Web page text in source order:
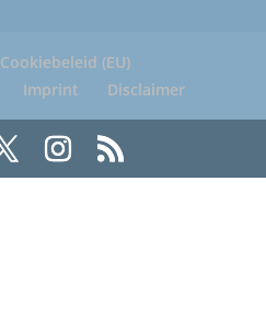
Cookiebeleid (EU)
Imprint Disclaimer